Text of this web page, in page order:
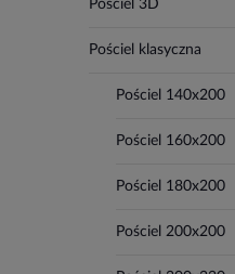
Pościel 3D
Pościel klasyczna
Pościel 140x200
Pościel 160x200
Pościel 180x200
Pościel 200x200